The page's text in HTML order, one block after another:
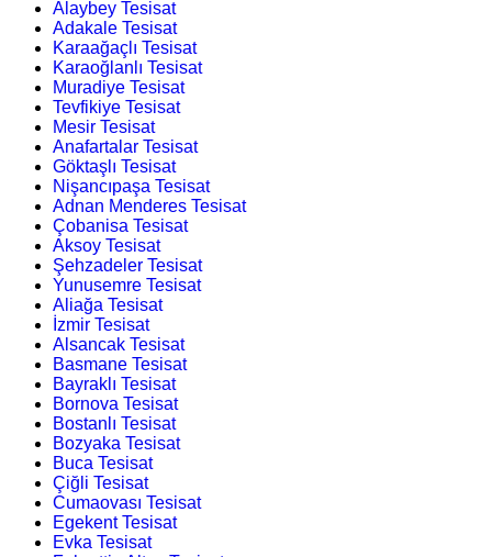
Alaybey Tesisat
Adakale Tesisat
Karaağaçlı Tesisat
Karaoğlanlı Tesisat
Muradiye Tesisat
Tevfikiye Tesisat
Mesir Tesisat
Anafartalar Tesisat
Göktaşlı Tesisat
Nişancıpaşa Tesisat
Adnan Menderes Tesisat
Çobanisa Tesisat
Aksoy Tesisat
Şehzadeler Tesisat
Yunusemre Tesisat
Aliağa Tesisat
İzmir Tesisat
Alsancak Tesisat
Basmane Tesisat
Bayraklı Tesisat
Bornova Tesisat
Bostanlı Tesisat
Bozyaka Tesisat
Buca Tesisat
Çiğli Tesisat
Cumaovası Tesisat
Egekent Tesisat
Evka Tesisat